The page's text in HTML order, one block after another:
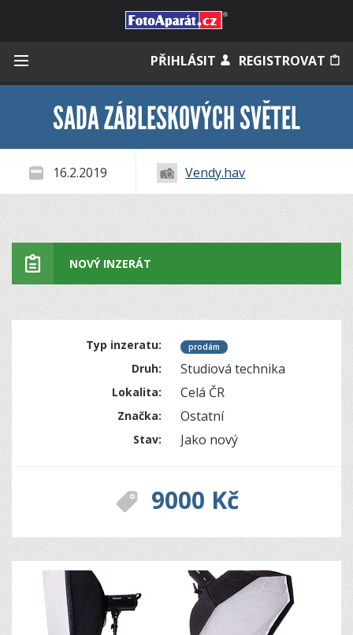
PŘIHLÁSIT REGISTROVAT
SADA ZÁBLESKOVÝCH SVĚTEL
16.2.2019 Vendy.hav
NOVÝ INZERÁT
Typ inzeratu: prodám
Druh: Studiová technika
Lokalita: Celá ČR
Značka: Ostatní
Stav: Jako nový
9000 Kč